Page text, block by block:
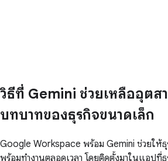
วิธีที่ Gemini ช่วยเหลืออุตส
บทบาทของธุรกิจขนาดเล็ก
Google Workspace พร้อม Gemini ช่วยให้
พร้อมทำงานตลอดเวลา โดยติดตั้งมาในแอปที่